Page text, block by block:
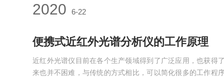
2020 6-22
便携式近红外光谱分析仪的工作原理
近红外光谱仪目前在各个生产领域得到了广泛应用，也获得
来也并不困难，与传统的方式相比，可以简化很多的工作程